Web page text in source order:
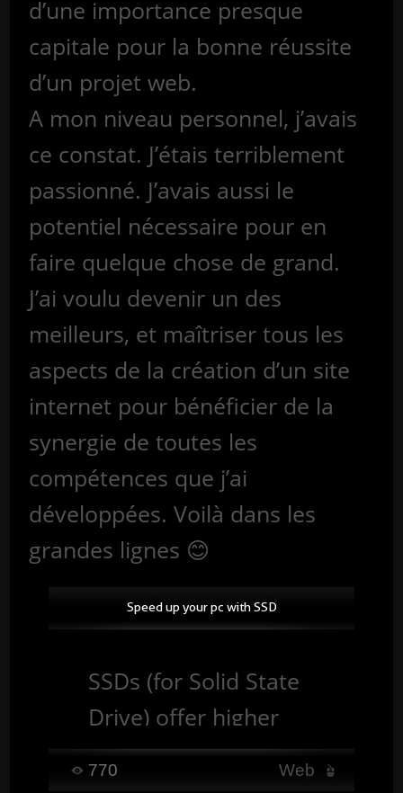
d’une importance presque
capitale pour la bonne réussite
d’un projet web.
A mon niveau personnel, j’avais
ce constat. J’étais terriblement
passionné. J’avais aussi le
potentiel nécessaire pour en
faire quelque chose de grand.
J’ai voulu devenir un des
meilleurs, et maîtriser tous les
aspects de la création d’un site
internet pour bénéficier de la
synergie de toutes les
compétences que j’ai
développées. Voilà dans les
grandes lignes 😊
Speed up your pc with SSD
SSDs (for Solid State
Drive) offer higher
performance than a
Web
770